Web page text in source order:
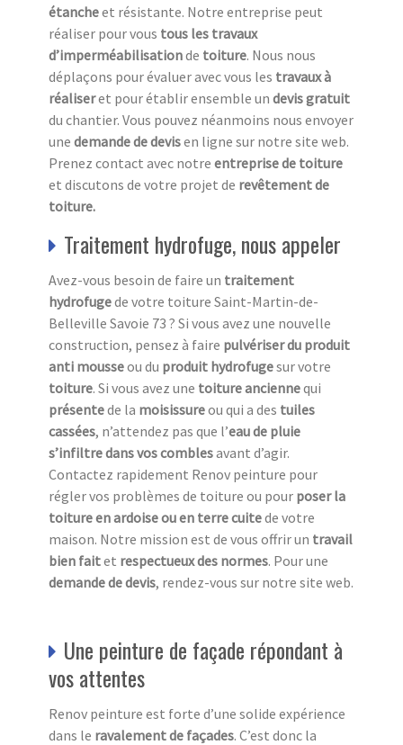
étancheet résistante. Notre entreprise peut
réaliser pour vous tous les travaux
d’imperméabilisationde toiture. Nous nous
déplaçons pour évaluer avec vous les travaux à
réaliseret pour établir ensemble un devis gratuit
du chantier. Vous pouvez néanmoins nous envoyer
une demande de devisen ligne sur notre site web.
Prenez contact avec notre entreprise de toiture
et discutons de votre projet de revêtement de
toiture.
Traitement hydrofuge, nous appeler
Avez-vous besoin de faire un traitement
hydrofugede votre toiture Saint-Martin-de-
Belleville Savoie 73 ? Si vous avez une nouvelle
construction, pensez à faire pulvériser du produit
anti mousseou du produit hydrofugesur votre
toiture. Si vous avez une toiture anciennequi
présentede la moisissureou qui a des tuiles
cassées, n’attendez pas que l’eau de pluie
s’infiltre dans vos comblesavant d’agir.
Contactez rapidement Renov peinture pour
régler vos problèmes de toiture ou pour poser la
toiture en ardoise ou en terre cuitede votre
maison. Notre mission est de vous offrir un travail
bien faitet respectueux des normes. Pour une
demande de devis, rendez-vous sur notre site web.
Une peinture de façade répondant à
vos attentes
Renov peinture est forte d’une solide expérience
dans le ravalement de façades. C’est donc la